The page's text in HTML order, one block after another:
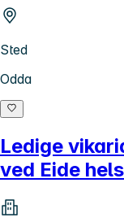
Sted
Odda
Ledige
ved Eide